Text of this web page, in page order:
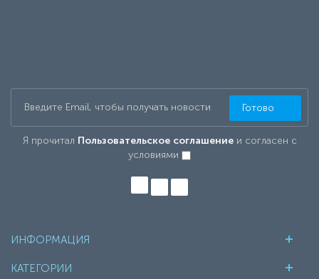
Я прочитал Пользовательское соглашениеи согласен с
условиями
Готово
ИНФОРМАЦИЯ
КАТЕГОРИИ